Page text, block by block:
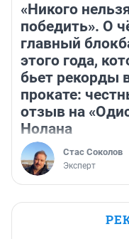
«Никого
победить». О
главный
этого года,
бьет рекорды
прокате:
отзыв на
Нолана
Стас Соколов
Эксперт